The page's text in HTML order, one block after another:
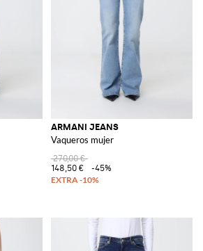
ARMANI JEANS
Vaqueros mujer
270,00 €
148,50 €
-45%